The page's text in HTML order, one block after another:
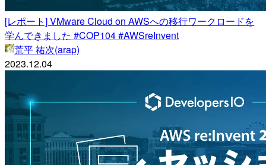
[レポート] VMware Cloud on AWSへの移行ワークロードを
学んできました #COP104 #AWSreInvent
荒平 祐次(arap)
2023.12.04